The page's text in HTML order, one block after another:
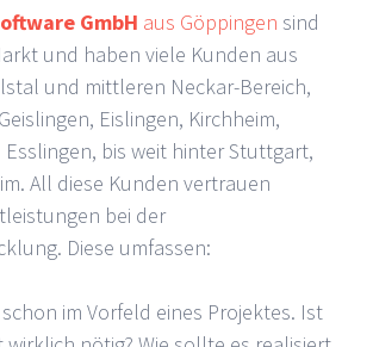
GmbH aus Göppingen sind
und haben viele Kunden aus
und mittleren Neckar-Bereich,
Eislingen, Kirchheim,
bis weit hinter Stuttgart,
All diese Kunden vertrauen
bei der
Diese umfassen:
schon im Vorfeld eines Projektes. Ist